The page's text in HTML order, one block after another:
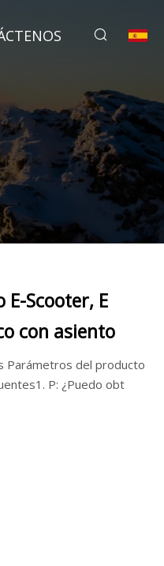
Scooter, E
con asiento
Parámetros del producto
Perfil de la empresa Preguntas frecuentes1. P: ¿Puedo obt